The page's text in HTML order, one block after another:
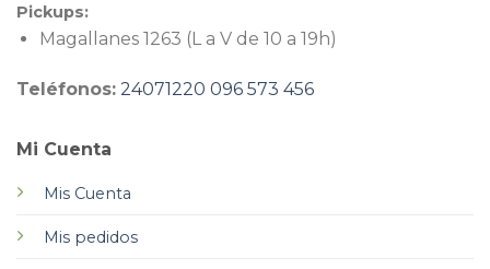
Mi Cuenta
Mis Cuenta
Mis pedidos
Pickups:
Magallanes 1263 (L a V de 10 a 19h)
Teléfonos: 24071220 096 573 456